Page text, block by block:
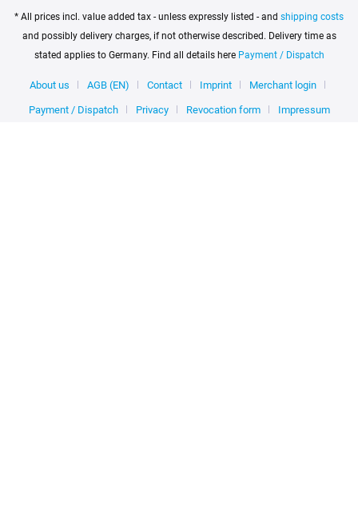
* All prices incl. value added tax - unless expressly listed - and shipping costs
and possibly delivery charges, if not otherwise described. Delivery time as
stated applies to Germany. Find all details here Payment / Dispatch
About us AGB (EN) Contact Imprint Merchant login
Payment / Dispatch Privacy Revocation form Impressum